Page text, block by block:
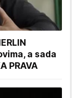
a sada
PRAVA